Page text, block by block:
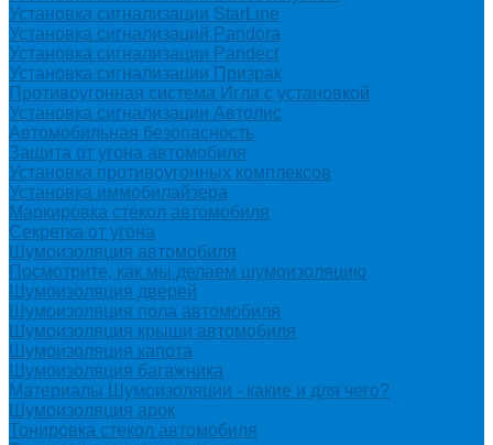
Установка сигнализации StarLine
Установка сигнализаций Pandora
Установка сигнализации Pandect
Установка сигнализации Призрак
Противоугонная система Игла с установкой
Установка сигнализации Автолис
Автомобильная безопасность
Защита от угона автомобиля
Установка противоугонных комплексов
Установка иммобилайзера
Маркировка стекол автомобиля
Секретка от угона
Шумоизоляция автомобиля
Посмотрите, как мы делаем шумоизоляцию
Шумоизоляция дверей
Шумоизоляция пола автомобиля
Шумоизоляция крыши автомобиля
Шумоизоляция капота
Шумоизоляция багажника
Материалы Шумоизоляции - какие и для чего?
Шумоизоляция арок
Тонировка стекол автомобиля